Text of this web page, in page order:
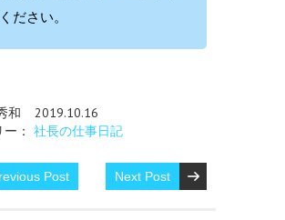
ださい。
和
2019.10.16
： 社長の仕事日記
Post Next Post